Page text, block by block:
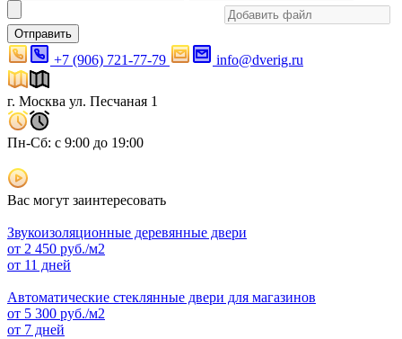
Отправить
+7 (906) 721-77-79 info@dverig.ru
г. Москва ул. Песчаная 1
Пн-Сб: с 9:00 до 19:00
Вас могут заинтересовать
Звукоизоляционные деревянные двери
от 2 450 руб./м2
от 11 дней
Автоматические стеклянные двери для магазинов
от 5 300 руб./м2
от 7 дней